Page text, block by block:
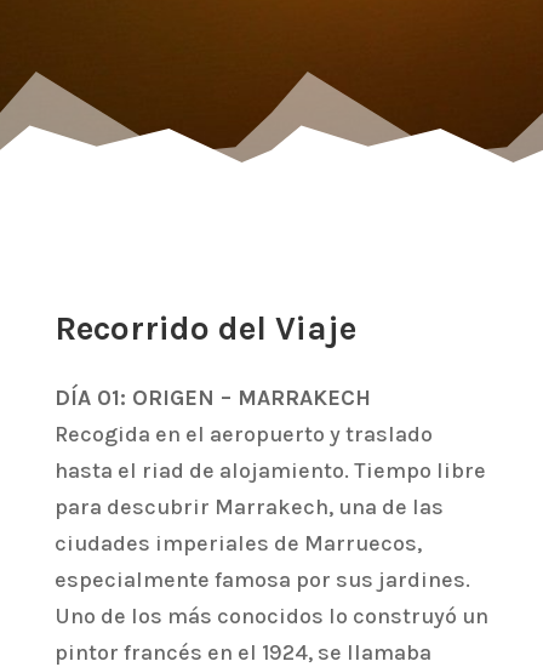
Recorrido del Viaje
DÍA 01: ORIGEN – MARRAKECH
Recogida en el aeropuerto y traslado
hasta el riad de alojamiento. Tiempo libre
para descubrir Marrakech, una de las
ciudades imperiales de Marruecos,
especialmente famosa por sus jardines.
Uno de los más conocidos lo construyó un
pintor francés en el 1924, se llamaba